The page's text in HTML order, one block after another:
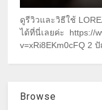
ดูรีวิวและวิธีใช้
ได้ที่นี่เลยค่ะ https://
v=xRi8EKm0cFQ 2
Browse